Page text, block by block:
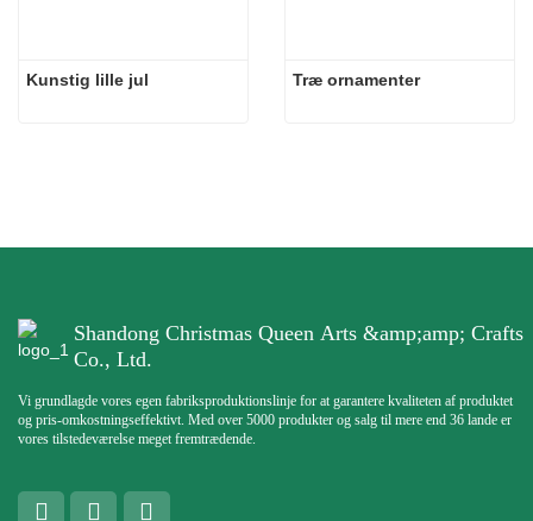
Kunstig lille jul Træ ornamenter
Shandong Christmas Queen Arts &amp;amp; Crafts
Co., Ltd.
Vi grundlagde vores egen fabriksproduktionslinje for at garantere kvaliteten af ​​produktet
og pris-omkostningseffektivt. Med over 5000 produkter og salg til mere end 36 lande er
vores tilstedeværelse meget fremtrædende.